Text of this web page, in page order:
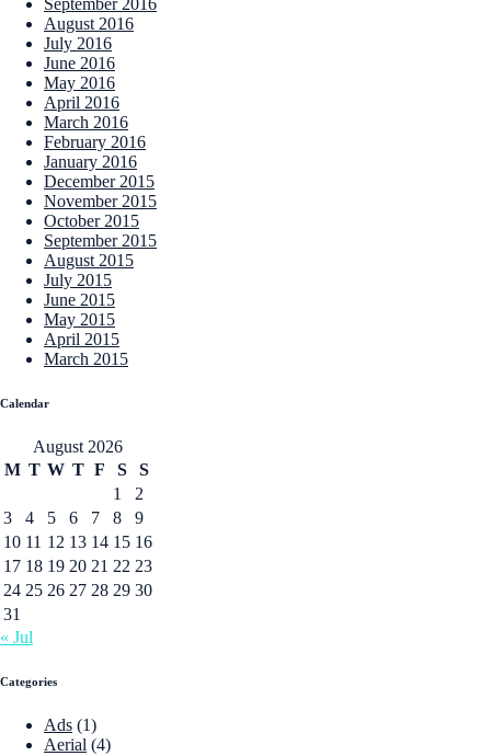
September 2016
August 2016
July 2016
June 2016
May 2016
April 2016
March 2016
February 2016
January 2016
December 2015
November 2015
October 2015
September 2015
August 2015
July 2015
June 2015
May 2015
April 2015
March 2015
Calendar
August 2026
M T W T F S
S
1
2
3
4 5 6 7 8
9
10 11 12 13 14 15 16
17 18 19 20 21 22 23
24 25 26 27 28 29 30
31
« Jul
Categories
Ads (1)
Aerial (4)